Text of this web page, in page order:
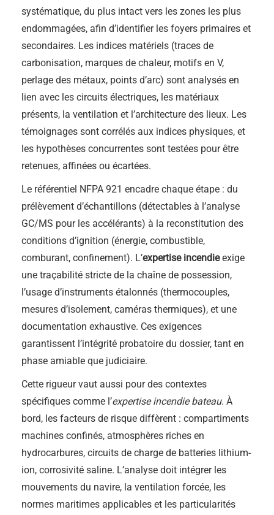
systématique, du plus intact vers les zones les plus
endommagées, afin d’identifier les foyers primaires et
secondaires. Les indices matériels (traces de
carbonisation, marques de chaleur, motifs en V,
perlage des métaux, points d’arc) sont analysés en
lien avec les circuits électriques, les matériaux
présents, la ventilation et l’architecture des lieux. Les
témoignages sont corrélés aux indices physiques, et
les hypothèses concurrentes sont testées pour être
retenues, affinées ou écartées.
Le référentiel NFPA 921 encadre chaque étape : du
prélèvement d’échantillons (détectables à l’analyse
GC/MS pour les accélérants) à la reconstitution des
conditions d’ignition (énergie, combustible,
comburant, confinement). L’expertise incendieexige
une traçabilité stricte de la chaîne de possession,
l’usage d’instruments étalonnés (thermocouples,
mesures d’isolement, caméras thermiques), et une
documentation exhaustive. Ces exigences
garantissent l’intégrité probatoire du dossier, tant en
phase amiable que judiciaire.
Cette rigueur vaut aussi pour des contextes
spécifiques comme l’expertise incendie bateau. À
bord, les facteurs de risque diffèrent : compartiments
machines confinés, atmosphères riches en
hydrocarbures, circuits de charge de batteries lithium-
ion, corrosivité saline. L’analyse doit intégrer les
mouvements du navire, la ventilation forcée, les
normes maritimes applicables et les particularités